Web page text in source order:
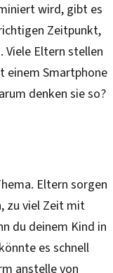
wird, gibt es
Zeitpunkt,
Viele Eltern stellen
einem Smartphone
denken sie so?
Eltern sorgen
zu viel Zeit mit
du deinem Kind in
es schnell
anstelle von